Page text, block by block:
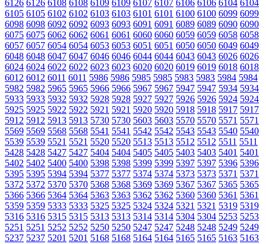
6126 6126 6108 6108 6109 6109 6107 6107 6106 6106 6104 6104
6105 6105 6102 6102 6103 6103 6101 6101 6100 6100 6099 6099
6098 6098 6092 6092 6093 6093 6091 6091 6089 6089 6090 6090
6075 6075 6062 6062 6061 6061 6060 6060 6059 6059 6058 6058
6057 6057 6054 6054 6053 6053 6051 6051 6050 6050 6049 6049
6048 6048 6047 6047 6046 6046 6044 6044 6043 6043 6026 6026
6024 6024 6022 6022 6023 6023 6020 6020 6019 6019 6018 6018
6012 6012 6011 6011 5986 5986 5985 5985 5983 5983 5984 5984
5982 5982 5965 5965 5966 5966 5967 5967 5947 5947 5934 5934
5933 5933 5932 5932 5928 5928 5927 5927 5926 5926 5924 5924
5925 5925 5922 5922 5921 5921 5920 5920 5918 5918 5917 5917
5912 5912 5913 5913 5730 5730 5603 5603 5570 5570 5571 5571
5569 5569 5568 5568 5541 5541 5542 5542 5543 5543 5540 5540
5539 5539 5521 5521 5520 5520 5513 5513 5512 5512 5511 5511
5428 5428 5427 5427 5404 5404 5405 5405 5403 5403 5401 5401
5402 5402 5400 5400 5398 5398 5399 5399 5397 5397 5396 5396
5395 5395 5394 5394 5377 5377 5374 5374 5373 5373 5371 5371
5372 5372 5370 5370 5368 5368 5369 5369 5367 5367 5365 5365
5366 5366 5364 5364 5363 5363 5362 5362 5360 5360 5361 5361
5359 5359 5333 5333 5325 5325 5324 5324 5321 5321 5319 5319
5316 5316 5315 5315 5313 5313 5314 5314 5304 5304 5253 5253
5251 5251 5252 5252 5250 5250 5247 5247 5248 5248 5249 5249
5237 5237 5201 5201 5168 5168 5164 5164 5165 5165 5163 5163